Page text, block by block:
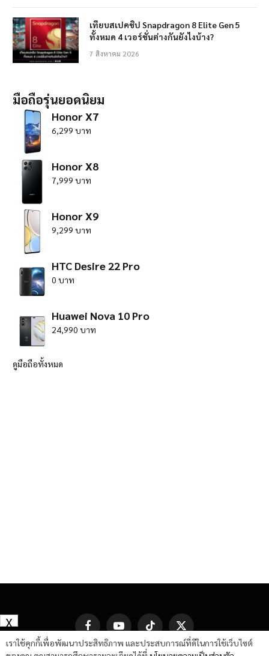
เทียบสเปคชิป Snapdragon 8 Elite Gen 5
ทั้งหมด 4 เวอร์ชั่นต่างกันยังไงบ้าง?
7 สิงหาคม 2026
มือถือรุ่นยอดนิยม
Honor X7
6,299 บาท
Honor X8
7,999 บาท
Honor X9
9,299 บาท
HTC Desire 22 Pro
0 บาท
Huawei Nova 10 Pro
24,990 บาท
ดูมือถือทั้งหมด
FacebookYouTube TikTok
X
(Twitter)
เราใช้คุกกี้เพื่อพัฒนาประสิทธิภาพ และประสบการณ์ที่ดีในการใช้เว็บไซต์
X